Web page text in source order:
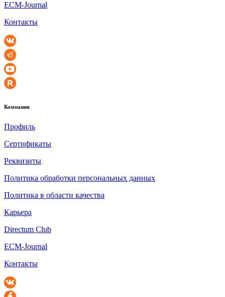
ECM-Journal
Контакты
Компания
Профиль
Сертификаты
Реквизиты
Политика обработки персональных данных
Политика в области качества
Карьера
Directum Club
ECM-Journal
Контакты